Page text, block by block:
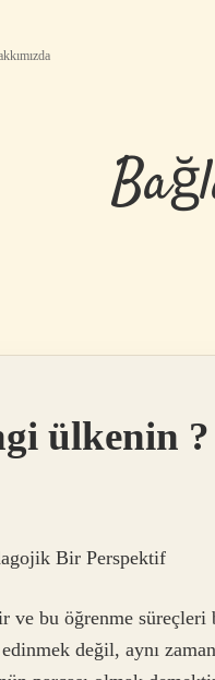
ülkenin ?
Bir Perspektif
bu öğrenme süreçleri
değil, aynı